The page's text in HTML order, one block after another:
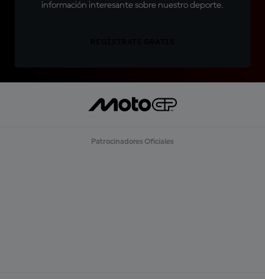
información interesante sobre nuestro deporte.
Patrocinadores Oficiales